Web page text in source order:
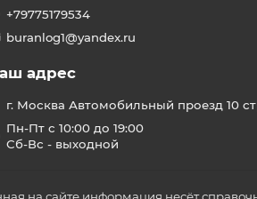
+79775179534
buranlog1@yandex.ru
адрес
г. Москва Автомобильный проезд 10
Пн-Пт с 10:00 до 19:00
Сб-Вс - выходной